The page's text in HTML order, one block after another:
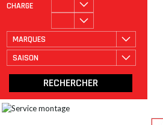
CHARGE
MARQUES
SAISON